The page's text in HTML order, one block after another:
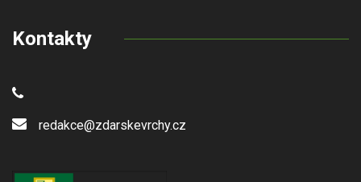
Kontakty
redakce@zdarskevrchy.cz